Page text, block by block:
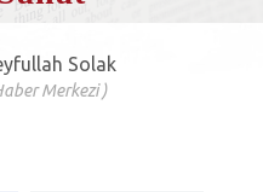
Solak
Merkezi